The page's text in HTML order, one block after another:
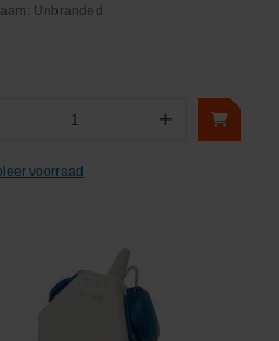
Unbranded
+
voorraad